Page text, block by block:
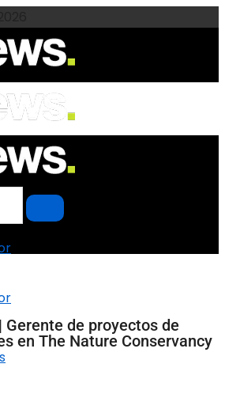
Gerente de proyectos de
en The Nature Conservancy